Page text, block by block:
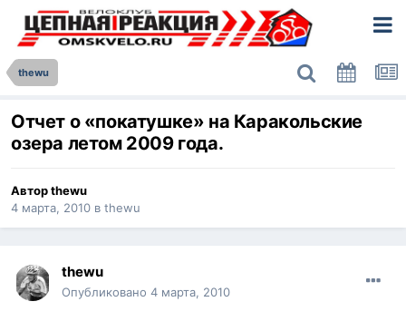
thewu
Отчет о «покатушке» на Каракольские
озера летом 2009 года.
Авторthewu
4 марта, 2010 в thewu
thewu
Опубликовано 4 марта, 2010